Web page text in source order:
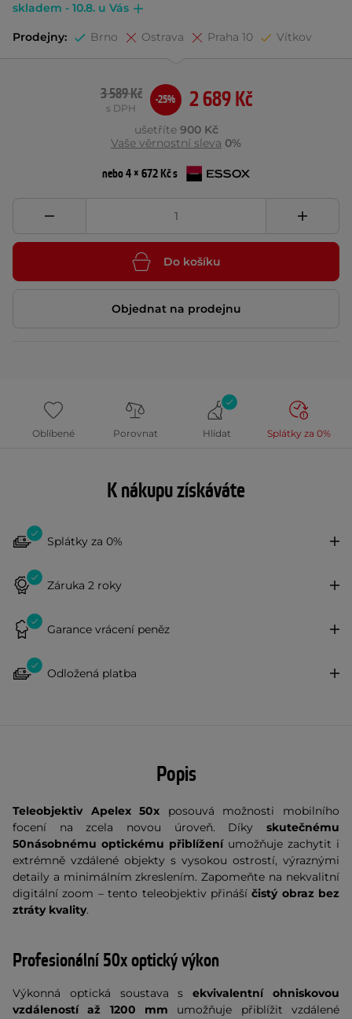
skladem - 10.8. u Vás
Prodejny: Brno Ostrava Praha 10 Vítkov
2 689 Kč
3 589 Kč
s DPH
-25%
ušetříte 900 Kč
Vaše věrnostní sleva 0%
nebo 4 × 672 Kč s
Do košíku
Objednat na prodejnu
Oblíbené Porovnat Hlídat Splátky za 0%
K nákupu získáváte
Splátky za 0%
Záruka 2 roky
Garance vrácení peněz
Odložená platba
Popis
Teleobjektiv Apelex 50x posouvá možnosti mobilního
focení na zcela novou úroveň. Díky skutečnému
50násobnému optickému přiblíženíumožňuje zachytit i
extrémně vzdálené objekty s vysokou ostrostí, výraznými
detaily a minimálním zkreslením. Zapomeňte na nekvalitní
digitální zoom – tento teleobjektiv přinášíčistý obraz bez
ztráty kvality.
Profesionální 50x optický výkon
Výkonná optická soustava sekvivalentní ohniskovou
vzdáleností až 1200 mm umožňuje přiblížit vzdálené